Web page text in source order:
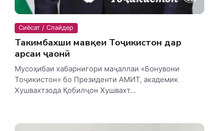
Сиёсат / Слайдер
Таҳкимбахши мавқеи Тоҷикистон дар
арсаи ҷаҳонӣ
Мусоҳибаи хабарнигори маҷаллаи «Бонувони
Тоҷикистон» бо Президенти АМИТ, академик
Хушвахтзода Қобилҷон Хушвахт...